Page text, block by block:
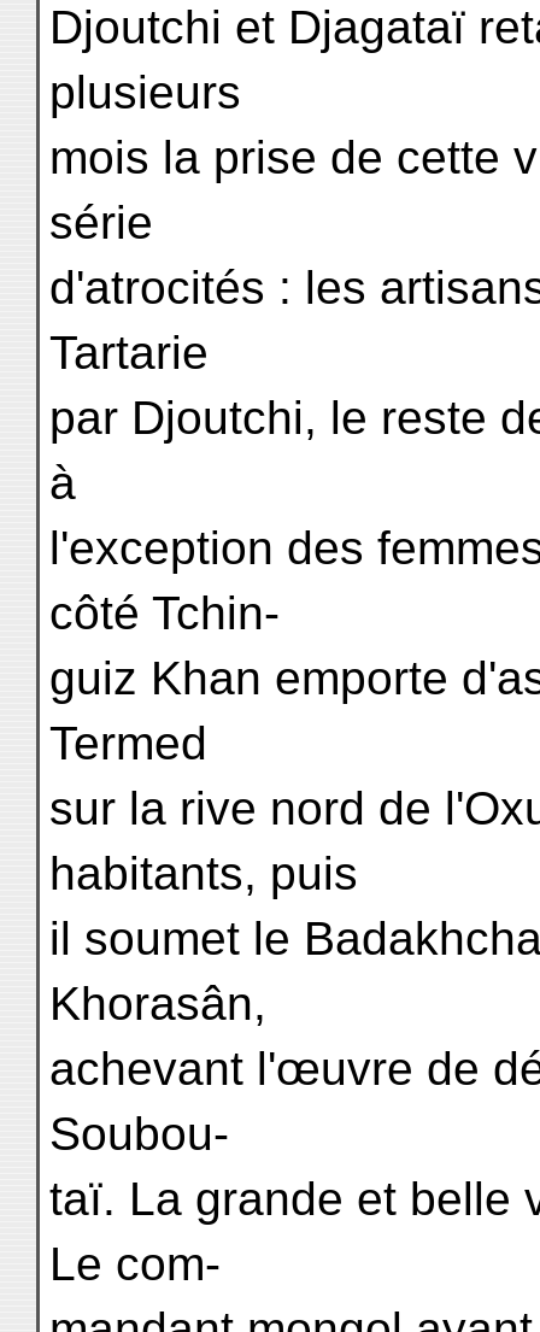
Djoutchi et Djagataï
plusieurs
mois la prise de cette
série
d'atrocités : les
Tartarie
par Djoutchi, le reste
à
l'exception des
côté Tchin-
guiz Khan emporte
Termed
sur la rive nord de
habitants, puis
il soumet le
Khorasân,
achevant l'œuvre de
Soubou-
taï. La grande et belle
Le com-